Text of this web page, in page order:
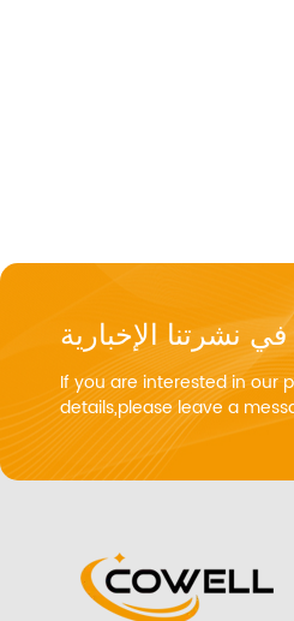
نشرتنا الإخبارية
If you are interested in our
details,please leave a